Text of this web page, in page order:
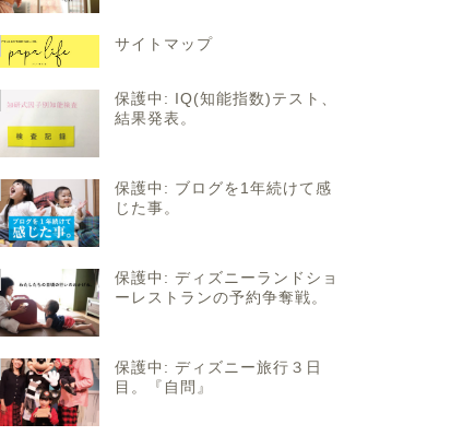
サイトマップ
保護中: IQ(知能指数)テスト、
結果発表。
保護中: ブログを1年続けて感
じた事。
保護中: ディズニーランドショ
ーレストランの予約争奪戦。
保護中: ディズニー旅行３日
目。『自問』